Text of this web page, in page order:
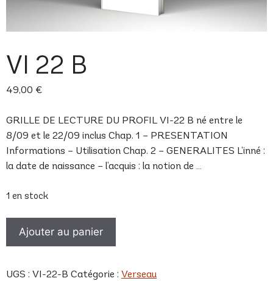
VI 22 B
49,00 €
GRILLE DE LECTURE DU PROFIL VI-22 B né entre le
8/09 et le 22/09 inclus Chap. 1 – PRESENTATION
Informations – Utilisation Chap. 2 – GENERALITES L’inné :
la date de naissance – l’acquis : la notion de …
1 en stock
22
Ajouter au panier
UGS : VI-22-B Catégorie : Verseau